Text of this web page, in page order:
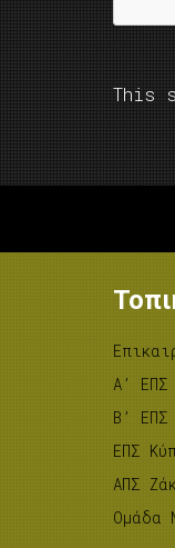
This
A’ ΕΠΣ
B’ ΕΠΣ
ΕΠΣ
ΑΠΣ
Ομάδα